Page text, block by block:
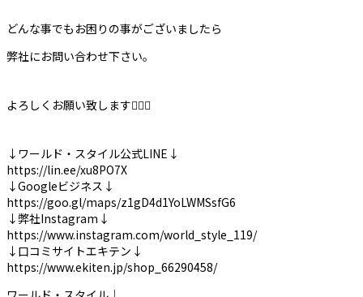
どんな事でもお困りの事がございましたら
弊社にお問い合わせ下さい。
よろしくお願い致します🙇‍♀️✨
↓ワールド・スタイル公式LINE↓
https://lin.ee/xu8PO7X
↓Googleビジネス↓
https://goo.gl/maps/z1gD4d1YoLWMSsfG6
↓弊社Instagram↓
https://www.instagram.com/world_style_119/
↓口コミサイトエキテン↓
https://www.ekiten.jp/shop_66290458/